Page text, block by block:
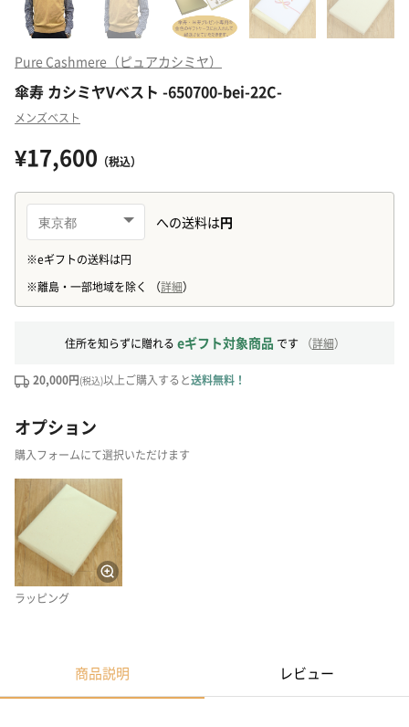
Pure Cashmere（ピュアカシミヤ）
傘寿 カシミヤVベスト -650700-bei-22C-
メンズベスト
¥17,600 （税込）
住所を知らずに贈れる eギフト対象商品 です （詳細）
20,000円(税込)以上ご購入すると送料無料！
オプション
購入フォームにて選択いただけます
ラッピング
商品説明 レビュー